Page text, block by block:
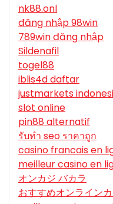
nk88.onl
đăng nhập 98win
789win đăng nhập
Sildenafil
togel88
iblis4d daftar
justmarkets
slot online
pin88 alternatif
รับทํา seo ราคาถูก
casino francais en
meilleur casino en
オンカジ バカラ
おすすめオンライン